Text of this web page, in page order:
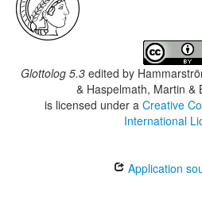
Glottolog 5.3 edited by
& Haspelmath, Martin &
is licensed under a Creative
International
Application